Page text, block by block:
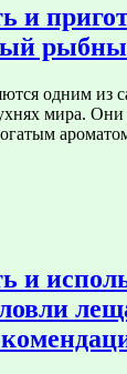
и
одним из
мира. Они
и